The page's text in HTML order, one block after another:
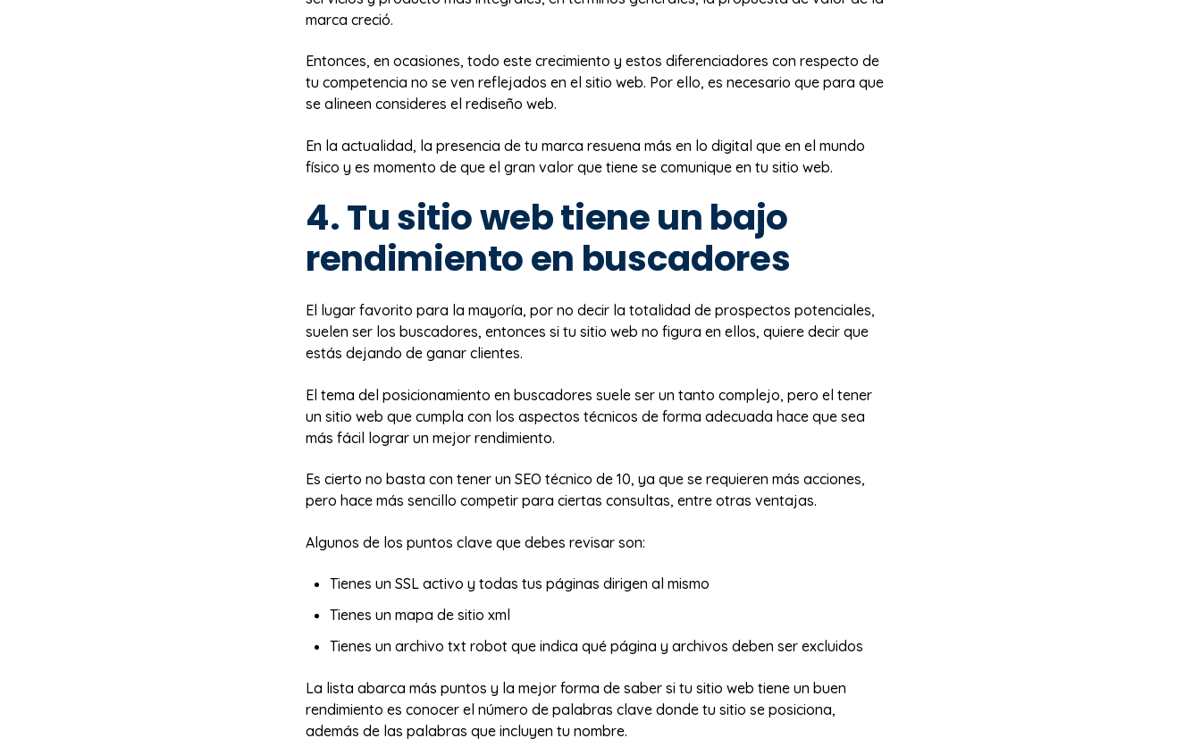
marca creció.
Entonces, en ocasiones, todo este crecimiento y estos diferenciadores con respecto de
tu competencia no se ven reflejados en el sitio web. Por ello, es necesario que para que
se alineen consideres el rediseño web.
En la actualidad, la presencia de tu marca resuena más en lo digital que en el mundo
físico y es momento de que el gran valor que tiene se comunique en tu sitio web.
4. Tu sitio web tiene un bajo
rendimiento en buscadores
El lugar favorito para la mayoría, por no decir la totalidad de prospectos potenciales,
suelen ser los buscadores, entonces si tu sitio web no figura en ellos, quiere decir que
estás dejando de ganar clientes.
El tema del posicionamiento en buscadores suele ser un tanto complejo, pero el tener
un sitio web que cumpla con los aspectos técnicos de forma adecuada hace que sea
más fácil lograr un mejor rendimiento.
Es cierto no basta con tener un SEO técnico de 10, ya que se requieren más acciones,
pero hace más sencillo competir para ciertas consultas, entre otras ventajas.
Algunos de los puntos clave que debes revisar son:
Tienes un SSL activo y todas tus páginas dirigen al mismo
Tienes un mapa de sitio xml
Tienes un archivo txt robot que indica qué página y archivos deben ser excluidos
La lista abarca más puntos y la mejor forma de saber si tu sitio web tiene un buen
rendimiento es conocer el número de palabras clave donde tu sitio se posiciona,
además de las palabras que incluyen tu nombre.